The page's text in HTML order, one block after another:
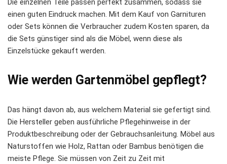
Die einzelnen Teile passen perfekt zusammen, sodass sie
einen guten Eindruck machen. Mit dem Kauf von Garnituren
oder Sets können die Verbraucher zudem Kosten sparen, da
die Sets günstiger sind als die Möbel, wenn diese als
Einzelstücke gekauft werden.
Wie werden Gartenmöbel gepflegt?
Das hängt davon ab, aus welchem Material sie gefertigt sind.
Die Hersteller geben ausführliche Pflegehinweise in der
Produktbeschreibung oder der Gebrauchsanleitung. Möbel aus
Naturstoffen wie Holz, Rattan oder Bambus benötigen die
meiste Pflege. Sie müssen von Zeit zu Zeit mit